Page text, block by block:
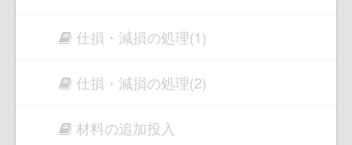
仕損・減損の処理(1)
仕損・減損の処理(2)
材料の追加投入